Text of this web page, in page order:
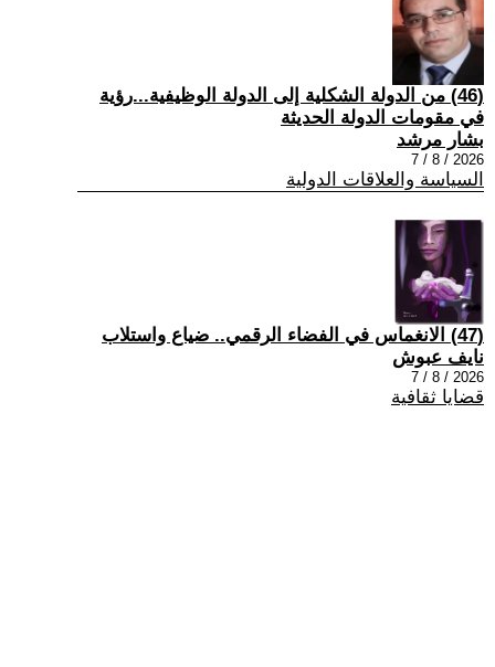
(46) من الدولة الشكلية إلى الدولة الوظيفية...رؤية
في مقومات الدولة الحديثة
بشار مرشد
2026 / 8 / 7
السياسة والعلاقات الدولية
(47) الانغماس في الفضاء الرقمي.. ضياع واستلاب
نايف عبوش
2026 / 8 / 7
قضايا ثقافية